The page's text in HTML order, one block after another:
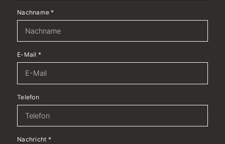
Nachname*
E-Mail *
Telefon
Nachricht *